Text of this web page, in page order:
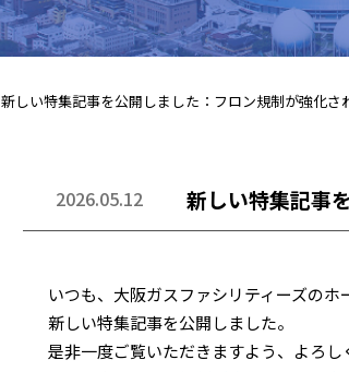
新しい特集記事を公開しました：フロン規制が強化さ
2026.05.12 新しい特集記事
いつも、大阪ガスファシリティーズのホ
新しい特集記事を公開しました。
是非一度ご覧いただきますよう、よろし